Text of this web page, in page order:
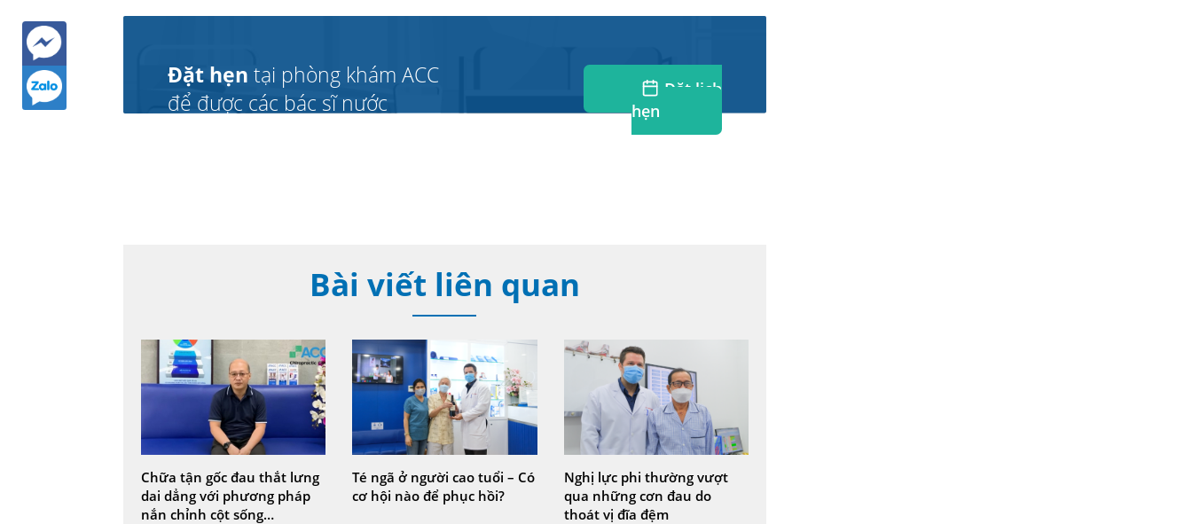
Đặt hẹn tại phòng khám ACC
để được các bác sĩ nước
Đặt lịch
hẹn
Bài viết liên quan
Chữa tận gốc đau thắt lưng
dai dẳng với phương pháp
nắn chỉnh cột sống
Té ngã ở người cao tuổi – Có
cơ hội nào để phục hồi?
Nghị lực phi thường vượt
qua những cơn đau do
thoát vị đĩa đệm